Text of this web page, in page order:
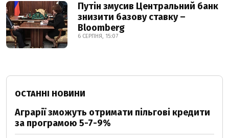
Путін змусив Центральний банк
знизити базову ставку –
Bloomberg
6 СЕРПНЯ, 15:07
ОСТАННІ НОВИНИ
Аграрії зможуть отримати пільгові кредити
за програмою 5-7-9%